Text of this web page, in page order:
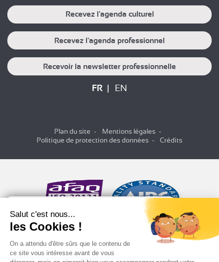
Recevez l'agenda culturel
Recevez l'agenda professionnel
Recevoir la newsletter professionnelle
FR EN
Plan du site
Mentions légales
Politique de protection des données
Crédits
Salut c'est nous...
les Cookies !
On a attendu d'être sûrs que le contenu de
ce site vous intéresse avant de vous